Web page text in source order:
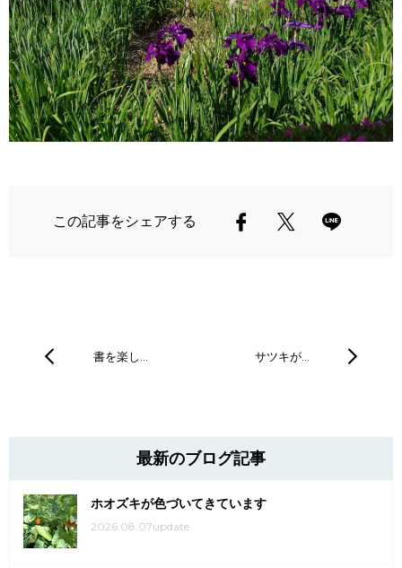
この記事をシェアする
書を楽し… サツキが…
最新のブログ記事
ホオズキが色づいてきています
2026.08.07update